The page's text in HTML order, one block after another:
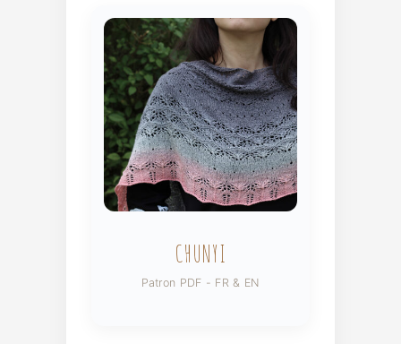
CHUNYI
Patron PDF - FR & EN